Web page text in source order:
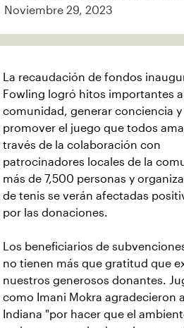
Noviembre 29, 2023
La recaudación de fondos
Fowling logró hitos importantes
comunidad, generar conciencia y
promover el juego que todos
través de la colaboración con
patrocinadores locales de la
más de 7,500 personas y
de tenis se verán afectadas
por las donaciones.
Los beneficiarios de
no tienen más que gratitud que
nuestros generosos donantes.
como Imani Mokra agradecieron
Indiana "por hacer que el